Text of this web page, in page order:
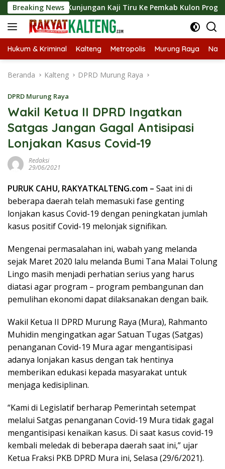
Langsung
ke
konten
Breaking News
Kunjungan Kaji Tiru Ke Pemkab Kulon Progo
Hukum & Kriminal Kalteng Metropolis Murung Raya
Beranda Kalteng DPRD Murung Raya
DPRD Murung Raya
Wakil Ketua II DPRD Ingatkan
Satgas Jangan Gagal Antisipasi
Lonjakan Kasus Covid-19
Redaksi
29/06/2021
PURUK CAHU, RAKYATKALTENG.com – Saat ini di
beberapa daerah telah memasuki fase genting
lonjakan kasus Covid-19 dengan peningkatan jumlah
kasus positif Covid-19 melonjak signifikan.
Mengenai permasalahan ini, wabah yang melanda
sejak Maret 2020 lalu melanda Bumi Tana Malai Tolung
Lingo masih menjadi perhatian serius yang harus
diatasi agar program – program pembangunan dan
pemulihan ekonomi dapat dilaksanakan dengan baik.
Wakil Ketua II DPRD Murung Raya (Mura), Rahmanto
Muhidin mengingatkan agar Satuan Tugas (Satgas)
penanganan Covid-19 Mura agar mengantisipasi
adanya lonjakan kasus dengan tak hentinya
memberikan edukasi kepada masyarakat untuk
menjaga kedisiplinan.
“Kami di Legislatif berharap Pemerintah setempat
melalui Satgas penanganan Covid-19 Mura tidak gagal
mengantisipasi kenaikan kasus. Di saat kasus covid-19
kembali meledak di beberapa daerah saat ini,” ujar
Ketua Fraksi PKB DPRD Mura ini, Selasa (29/6/2021).